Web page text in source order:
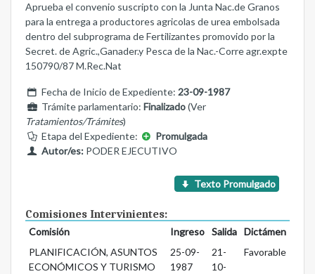
Aprueba el convenio suscripto con la Junta Nac.de Granos
para la entrega a productores agricolas de urea embolsada
dentro del subprograma de Fertilizantes promovido por la
Secret. de Agric.,Ganader.y Pesca de la Nac.-Corre agr.expte
150790/87 M.Rec.Nat
Fecha de Inicio de Expediente: 23-09-1987
Trámite parlamentario: Finalizado(Ver
Tratamientos/Trámites)
Etapa del Expediente:
Promulgada
Autor/es:PODER EJECUTIVO
Texto Promulgado
Comisiones Intervinientes:
Comisión Ingreso Salida
Dictámen
PLANIFICACIÓN, ASUNTOS
ECONÓMICOS Y TURISMO
25-09-
1987
21-
10-
Favorable